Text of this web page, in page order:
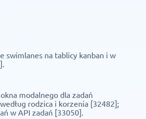
swimlanes na tablicy kanban i w
modalnego dla zadań
rodzica i korzenia [32482];
w API zadań [33050].